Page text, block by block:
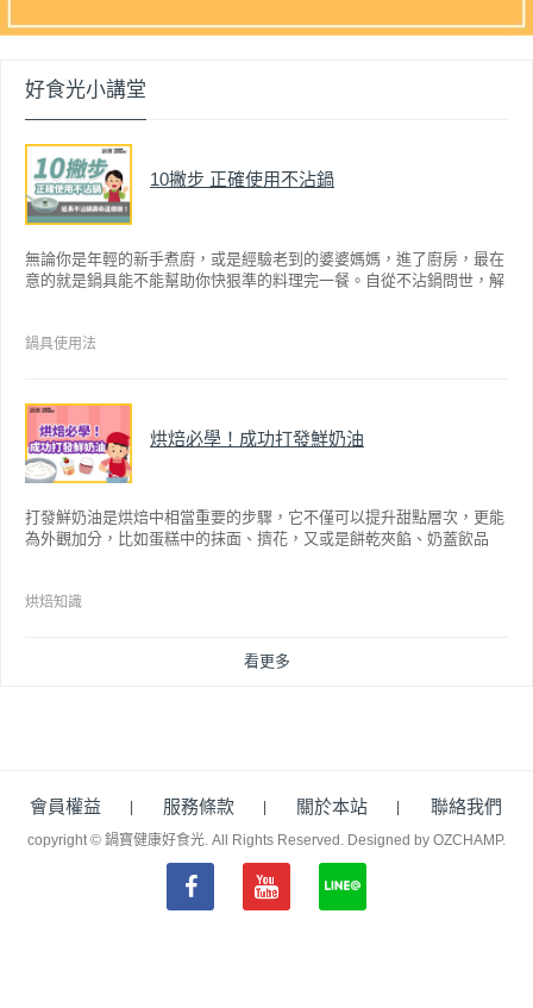
好食光小講堂
10撇步 正確使用不沾鍋
無論你是年輕的新手煮廚，或是經驗老到的婆婆媽媽，進了廚房，最在
意的就是鍋具能不能幫助你快狠準的料理完一餐。自從不沾鍋問世，解
因此金鑽不沾系列的鍋具，更年年穩居銷售排行榜的前幾名。然而如何
鍋具使用法
烘焙必學！成功打發鮮奶油
打發鮮奶油是烘焙中相當重要的步驟，它不僅可以提升甜點層次，更能
為外觀加分，比如蛋糕中的抹面、擠花，又或是餅乾夾餡、奶蓋飲品
烘焙知識
看更多
會員權益 服務條款 關於本站 聯絡我們
copyright © 鍋寶健康好食光. All Rights Reserved. Designed by OZCHAMP.